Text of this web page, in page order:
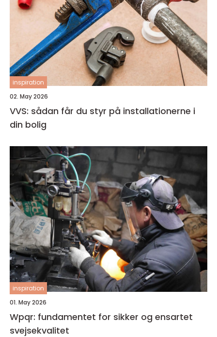
inspiration
02. May 2026
VVS: sådan får du styr på installationerne i
din bolig
inspiration
01. May 2026
Wpqr: fundamentet for sikker og ensartet
svejsekvalitet